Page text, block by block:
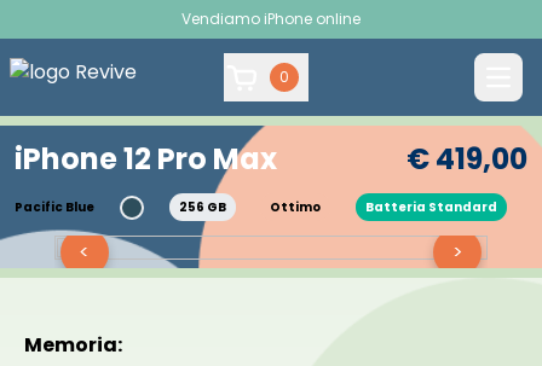
Vendiamo iPhone online
0
iPhone 12 Pro Max € 419,00
Pacific Blue 256 GB Ottimo Batteria Standard
>
<
Memoria: